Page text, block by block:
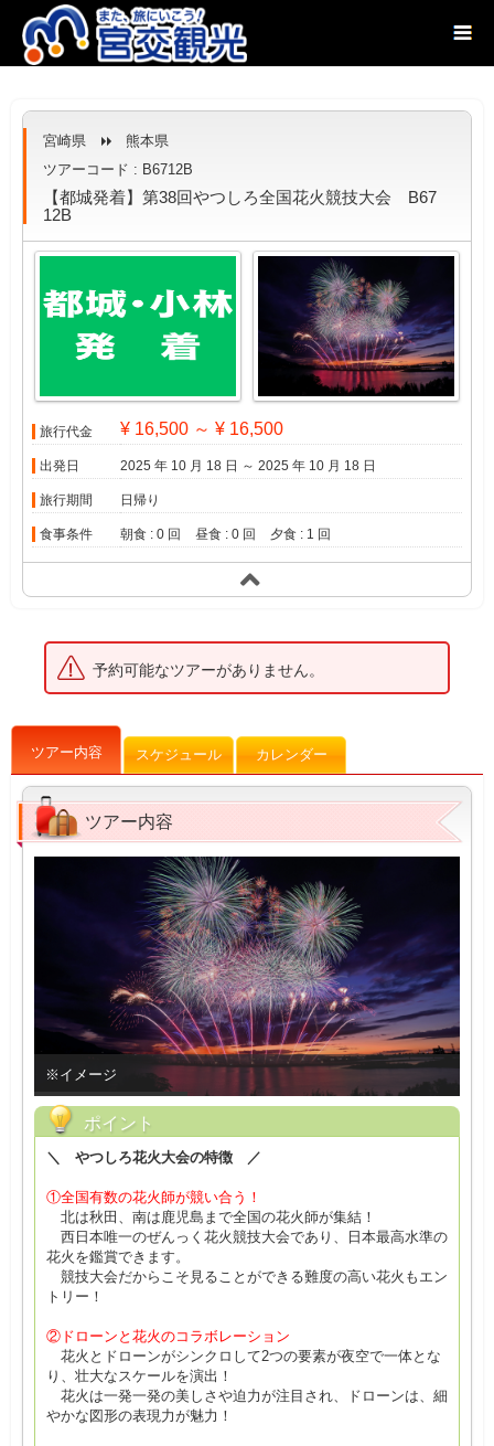
宮崎県
熊本県
ツアーコード : B6712B
【都城発着】第38回やつしろ全国花火競技大会 B67
12B
旅行代金 ¥ 16,500 ～ ¥ 16,500
出発日 2025 年 10 月 18 日 ～ 2025 年 10 月 18 日
旅行期間 日帰り
食事条件 朝食 : 0 回 昼食 : 0 回 夕食 : 1 回
予約可能なツアーがありません。
ツアー内容 スケジュール カレンダー
ツアー内容
※イメージ
ポイント
＼ やつしろ花火大会の特徴 ／
①全国有数の花火師が競い合う！
北は秋田、南は鹿児島まで全国の花火師が集結！
西日本唯一のぜんっく花火競技大会であり、日本最高水準の
花火を鑑賞できます。
競技大会だからこそ見ることができる難度の高い花火もエン
トリー！
②ドローンと花火のコラボレーション
花火とドローンがシンクロして2つの要素が夜空で一体とな
り、壮大なスケールを演出！
花火は一発一発の美しさや迫力が注目され、ドローンは、細
やかな図形の表現力が魅力！